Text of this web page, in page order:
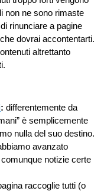
non ne sono rimaste
rinunciare a pagine
dovrai accontentarti.
altrettanto
: differentemente da
è semplicemente
nulla del suo destino.
avanzato
notizie certe
raccoglie tutti (o